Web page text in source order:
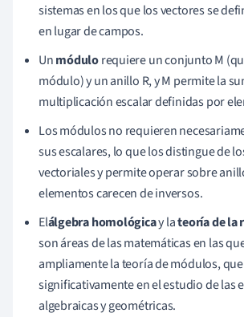
sistemas en los que los vectores se
en lugar de campos.
Unmódulorequiere un conjunto M
módulo) y un anillo R, y M permite la
multiplicación escalar definidas por
Los módulos no requieren
sus escalares, lo que los distingue de
vectoriales y permite operar sobre
elementos carecen de inversos.
Elálgebra homológicay lateoría de la
son áreas de las matemáticas en las
ampliamente la teoría de módulos,
significativamente en el estudio de las
algebraicas y geométricas.